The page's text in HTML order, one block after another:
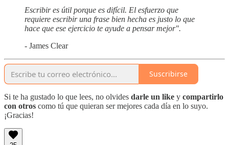
Escribir es útil porque es difícil. El esfuerzo que
requiere escribir una frase bien hecha es justo lo que
hace que ese ejercicio te ayude a pensar mejor".
- James Clear
Suscribirse
Si te ha gustado lo que lees, no olvides darle un like y compartirlo
con otros como tú que quieran ser mejores cada día en lo suyo.
¡Gracias!